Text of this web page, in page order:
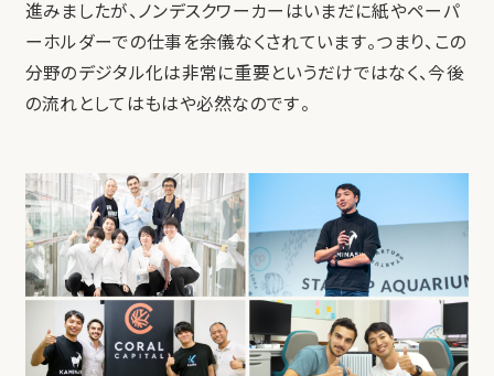
進みましたが、ノンデスクワーカーはいまだに紙やペーパ
ーホルダーでの仕事を余儀なくされています。つまり、この
分野のデジタル化は非常に重要というだけではなく、今後
の流れとしてはもはや必然なのです。